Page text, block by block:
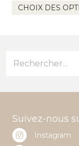
CHOIX DES
Suivez-nous
Instagram